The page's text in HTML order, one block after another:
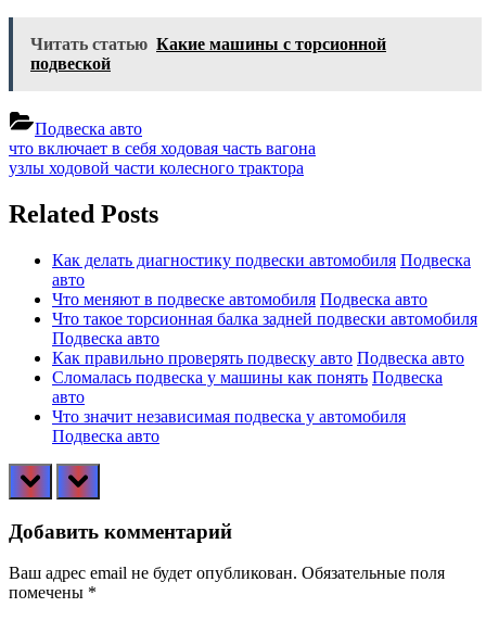
Читать статью Какие машины с торсионной
подвеской
Подвеска авто
Навигация
по
записям
Previous
Post:
что включает в себя ходовая часть вагона
Next
узлы ходовой части колесного трактора
Related Posts
Как делать диагностику подвески автомобиля Подвеска
авто
Что меняют в подвеске автомобиля Подвеска авто
Что такое торсионная балка задней подвески автомобиля
Подвеска авто
Как правильно проверять подвеску авто Подвеска авто
Сломалась подвеска у машины как понять Подвеска
авто
Что значит независимая подвеска у автомобиля
Подвеска авто
prev next
Добавить комментарий
Ваш адрес email не будет опубликован. Обязательные поля
помечены *